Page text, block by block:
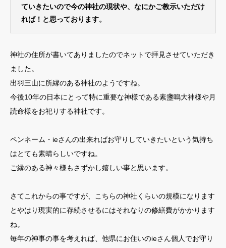
ていきたいので今の神社の現状や、なにかご教示いただけ
れば！と思っております。
神社の住所が書いてありましたのでネットで拝見させていただき
ました。
出羽三山に所縁のある神社のようですね。
今後10年の日本にとって特に重要な神様である素盞嗚大神様や月
読命様をお祀りする神社です。
ペンネーム・ieさんの出来ればお守りしていきたいという気持ち
はとても素晴らしいですね。
ご縁のある神々様もさずかし嬉しい事と思います。
さてこれからの事ですが、こちらの神社くらいの規模になります
とやはり現実的に存続させるにはそれなりの修繕費がかかります
ね。
毎年の神事の事を考えれば、他県にお住いのieさん個人でお守り